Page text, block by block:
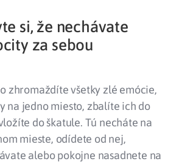
si, že nechávate
za sebou
zhromaždíte všetky zlé emócie,
na jedno miesto, zbalíte ich do
do škatule. Tú necháte na
mieste, odídete od nej,
alebo pokojne nasadnete na